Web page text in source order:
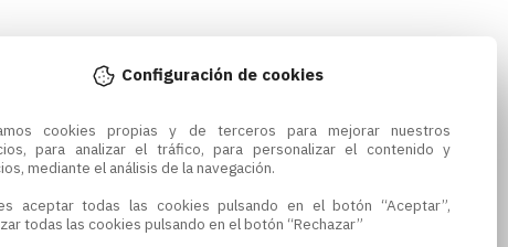
Configuración de cookies
cookies propias y de terceros para mejorar nuestros
para analizar el tráfico, para personalizar el contenido y
mediante el análisis de la navegación.
aceptar todas las cookies pulsando en el botón “Aceptar”,
todas las cookies pulsando en el botón “Rechazar”